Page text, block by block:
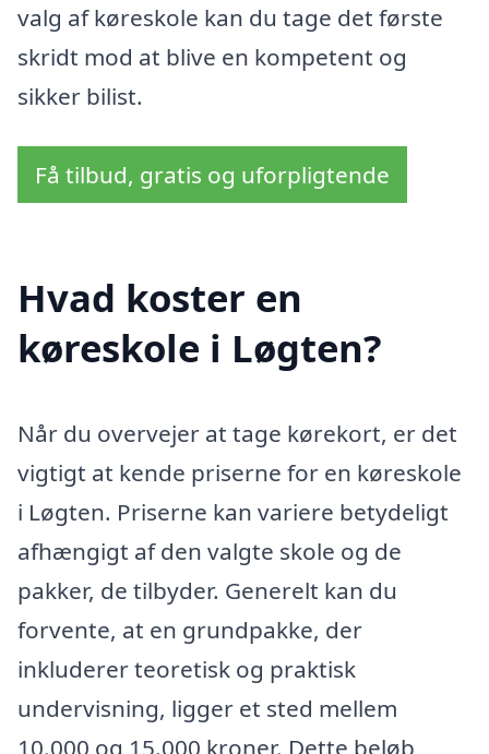
valg af køreskole kan du tage det første
skridt mod at blive en kompetent og
sikker bilist.
Få tilbud, gratis og uforpligtende
Hvad koster en
køreskole i Løgten?
Når du overvejer at tage kørekort, er det
vigtigt at kende priserne for en køreskole
i Løgten. Priserne kan variere betydeligt
afhængigt af den valgte skole og de
pakker, de tilbyder. Generelt kan du
forvente, at en grundpakke, der
inkluderer teoretisk og praktisk
undervisning, ligger et sted mellem
10.000 og 15.000 kroner. Dette beløb